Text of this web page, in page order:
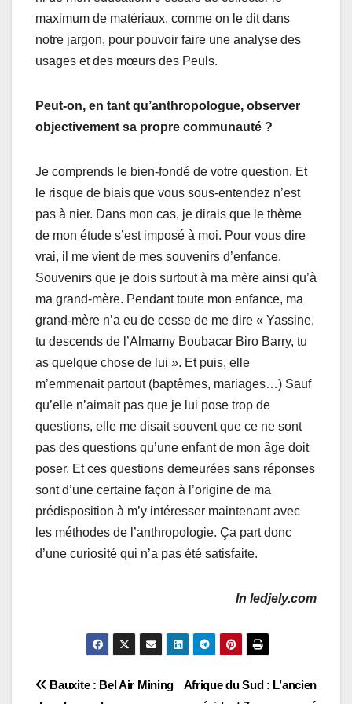
maximum de matériaux, comme on le dit dans
notre jargon, pour pouvoir faire une analyse des
usages et des mœurs des Peuls.
Peut-on, en tant qu’anthropologue, observer
objectivement sa propre communauté ?
Je comprends le bien-fondé de votre question. Et
le risque de biais que vous sous-entendez n’est
pas à nier. Dans mon cas, je dirais que le thème
de mon étude s’est imposé à moi. Pour vous dire
vrai, il me vient de mes souvenirs d’enfance.
Souvenirs que je dois surtout à ma mère ainsi qu’à
ma grand-mère. Pendant toute mon enfance, ma
grand-mère n’a eu de cesse de me dire « Yassine,
tu descends de l’Almamy Boubacar Biro Barry, tu
as quelque chose de lui ». Et puis, elle
m’emmenait partout (baptêmes, mariages…) Sauf
qu’elle n’aimait pas que je lui pose trop de
questions, elle me disait souvent que ce ne sont
pas des questions qu’une enfant de mon âge doit
poser. Et ces questions demeurées sans réponses
sont d’une certaine façon à l’origine de ma
prédisposition à m’y intéresser maintenant avec
les méthodes de l’anthropologie. Ça part donc
d’une curiosité qui n’a pas été satisfaite.
In ledjely.com
Navigation
Afrique du Sud : L’ancien
Bauxite : Bel Air Mining